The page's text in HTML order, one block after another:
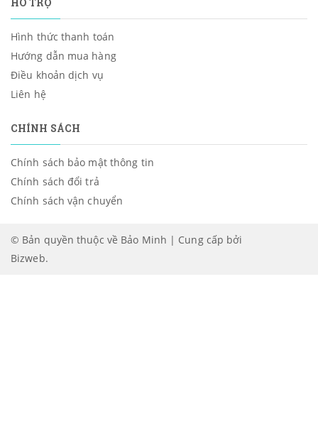
Hình thức thanh toán
Hướng dẫn mua hàng
Điều khoản dịch vụ
Liên hệ
CHÍNH SÁCH
Chính sách bảo mật thông tin
Chính sách đổi trả
Chính sách vận chuyển
© Bản quyền thuộc về Bảo Minh | Cung cấp bởi
Bizweb.